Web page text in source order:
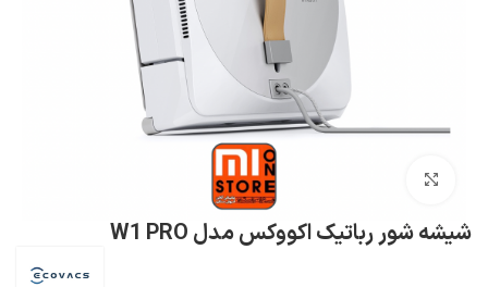
شیشه شور رباتیک اکووکس مدل W1 PRO